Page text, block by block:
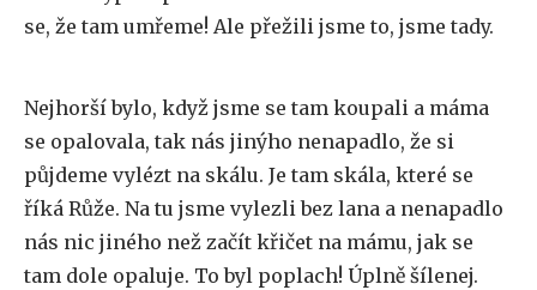
se, že tam umřeme! Ale přežili jsme to, jsme tady.
Nejhorší bylo, když jsme se tam koupali a máma
se opalovala, tak nás jinýho nenapadlo, že si
půjdeme vylézt na skálu. Je tam skála, které se
říká Růže. Na tu jsme vylezli bez lana a nenapadlo
nás nic jiného než začít křičet na mámu, jak se
tam dole opaluje. To byl poplach! Úplně šílenej.